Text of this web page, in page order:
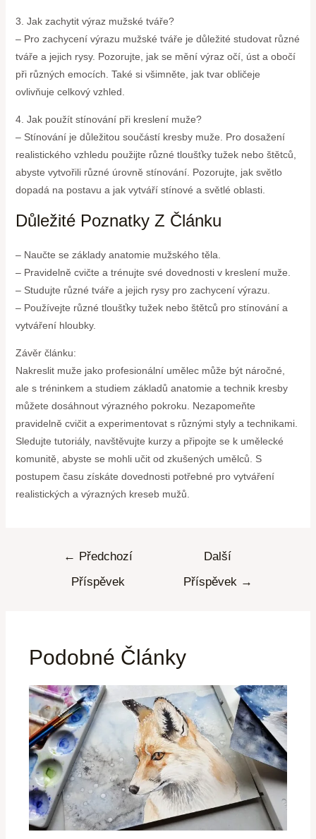
3. Jak zachytit výraz mužské tváře?
– Pro zachycení výrazu mužské tváře je důležité studovat různé
tváře a jejich rysy. Pozorujte, jak se mění výraz očí, úst a obočí
při různých emocích. Také si všimněte, jak tvar obličeje
ovlivňuje celkový vzhled.
4. Jak použít stínování při kreslení muže?
– Stínování je důležitou součástí kresby muže. Pro dosažení
realistického vzhledu použijte různé tloušťky tužek nebo štětců,
abyste vytvořili různé úrovně stínování. Pozorujte, jak světlo
dopadá na postavu a jak vytváří stínové a světlé oblasti.
Důležité Poznatky Z Článku
– Naučte se základy anatomie mužského těla.
– Pravidelně cvičte a trénujte své dovednosti v kreslení muže.
– Studujte různé tváře a jejich rysy pro zachycení výrazu.
– Používejte různé tloušťky tužek nebo štětců pro stínování a
vytváření hloubky.
Závěr článku:
Nakreslit muže jako profesionální umělec může být náročné,
ale s tréninkem a studiem základů anatomie a technik kresby
můžete dosáhnout výrazného pokroku. Nezapomeňte
pravidelně cvičit a experimentovat s různými styly a technikami.
Sledujte tutoriály, navštěvujte kurzy a připojte se k umělecké
komunitě, abyste se mohli učit od zkušených umělců. S
postupem času získáte dovednosti potřebné pro vytváření
realistických a výrazných kreseb mužů.
← Předchozí
Příspěvek
Další
Příspěvek →
Podobné Články